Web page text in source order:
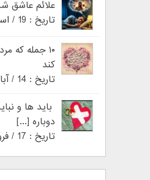
علائم عاشق
تاریخ : 19 / اسفند / 1402
۱۰ جمله که
کند
تاریخ : 14 / آبان / 1402
باید ها و
دوباره [...]
تاریخ : 17 / فروردین / 1395